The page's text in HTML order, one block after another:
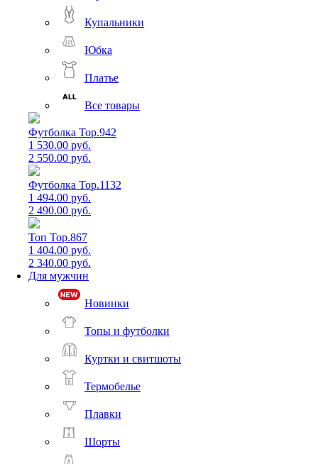
Купальники
Юбка
Платье
Все товары
Футболка Top.942
1 530.00 руб.
2 550.00 руб.
Футболка Top.1132
1 494.00 руб.
2 490.00 руб.
Топ Top.867
1 404.00 руб.
2 340.00 руб.
Для мужчин
Новинки
Топы и футболки
Куртки и свитшоты
Термобелье
Плавки
Шорты